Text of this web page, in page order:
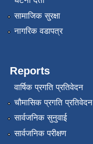
सामाजिक सुरक्षा
नागरिक वडापत्र
Reports
वार्षिक प्रगति प्रतिवेदन
चौमासिक प्रगति प्रतिवेदन
सार्वजनिक सुनुवाई
सार्वजनिक परीक्षण